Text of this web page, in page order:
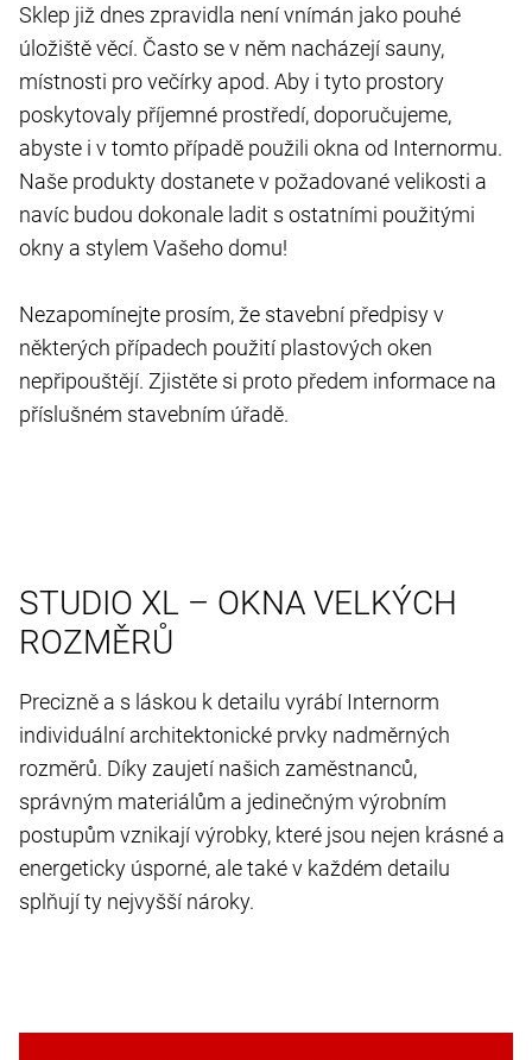
Sklep již dnes zpravidla není vnímán jako pouhé
úložiště věcí. Často se v něm nacházejí sauny,
místnosti pro večírky apod. Aby i tyto prostory
poskytovaly příjemné prostředí, doporučujeme,
abyste i v tomto případě použili okna od Internormu.
Naše produkty dostanete v požadované velikosti a
navíc budou dokonale ladit s ostatními použitými
okny a stylem Vašeho domu!
Nezapomínejte prosím, že stavební předpisy v
některých případech použití plastových oken
nepřipouštějí. Zjistěte si proto předem informace na
příslušném stavebním úřadě.
STUDIO XL – OKNA VELKÝCH
ROZMĚRŮ
Precizně a s láskou k detailu vyrábí Internorm
individuální architektonické prvky nadměrných
rozměrů. Díky zaujetí našich zaměstnanců,
správným materiálům a jedinečným výrobním
postupům vznikají výrobky, které jsou nejen krásné a
energeticky úsporné, ale také v každém detailu
splňují ty nejvyšší nároky.